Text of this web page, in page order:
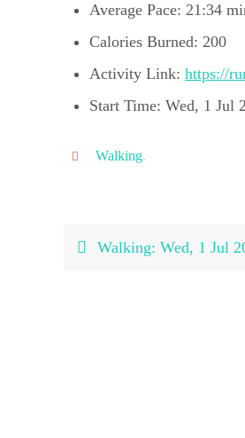
Average Pace: 21:34
Calories Burned: 200
Activity Link: https://
Start Time: Wed, 1 Jul
Walking.
Walking: Wed, 1 Jul